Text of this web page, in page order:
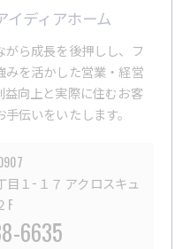
イディアホーム
ら成長を後押しし、フ
みを活かした営業・経営
向上と実際に住むお客
伝いをいたします。
１−１７ アクロスキュ
F
6635